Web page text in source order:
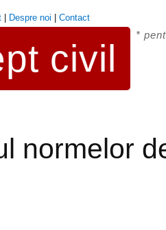
| Despre noi Contact
civil
*
normelor